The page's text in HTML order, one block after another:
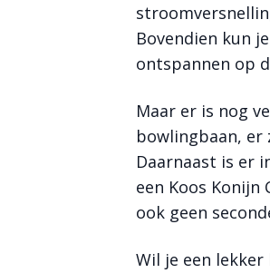
Bovendien kun
ontspannen op
Maar er is nog
bowlingbaan, er
Daarnaast is er
een Koos Konijn
ook geen
Wil je een